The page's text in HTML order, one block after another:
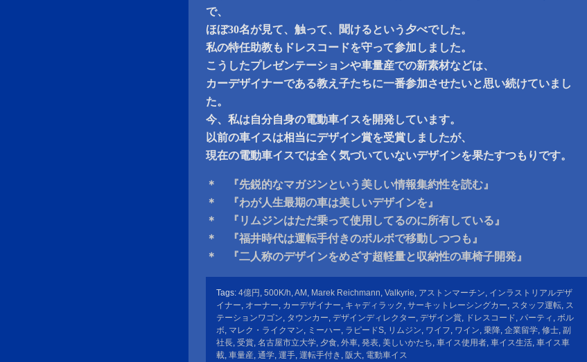
で、
ほぼ30名が見て、触って、聞けるという夕べでした。
私の特任助教もドレスコードを守って参加しました。
こうしたプレゼンテーションや車量産での新素材などは、
カーデザイナーである教え子たちに一番参加させたいと思い続けていまし
た。
今、私は自分自身の電動車イスを開発しています。
以前の車イスは相当にデザイン賞を受賞しましたが、
現在の電動車イスでは全く気づいていないデザインを果たすつもりです。
＊ 『先鋭的なマガジンという美しい情報集約性を読む』
＊ 『わが人生最期の車は美しいデザインを』
＊ 『リムジンはただ乗って使用してるのに所有している』
＊ 『福井時代は運転手付きのボルボで移動しつつも』
＊ 『二人称のデザインをめざす超軽量と収納性の車椅子開発』
Tags: 4億円 , 500K/h,AM , Marek Reichmann, Valkyrie, アストンマーチン, インラストリアルデザ
イナー, オーナー, カーデザイナー, キャディラック , サーキットレーシングカー, スタッフ運転, ス
テーションワゴン, タウンカー, デザインディレクター, デザイン賞, ドレスコード, パーティ , ボル
ボ, マレク・ライクマン, ミーハー, ラピードS, リムジン, ワイフ, ワイン, 乗降, 企業留学, 修士, 副
社長, 受賞, 名古屋市立大学, 夕食, 外車, 発表, 美しいかたち, 車イス使用者, 車イス生活, 車イス車
載, 車量産, 通学, 運手, 運転手付き , 阪大, 電動車イス